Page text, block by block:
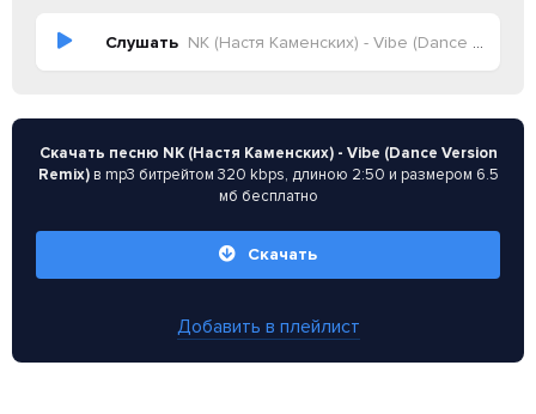
Слушать NK (Настя Каменских) - Vibe (Dance Version Remix)
Скачать песню NK (Настя Каменских) - Vibe (Dance Version
Remix)в mp3 битрейтом 320 kbps, длиною 2:50 и размером 6.5
мб бесплатно
Скачать
Добавить в плейлист